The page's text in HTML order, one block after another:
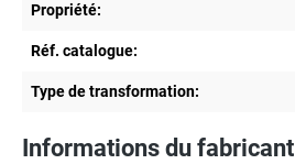
Propriété:
Réf. catalogue:
Type de transformation:
Informations du fabricant